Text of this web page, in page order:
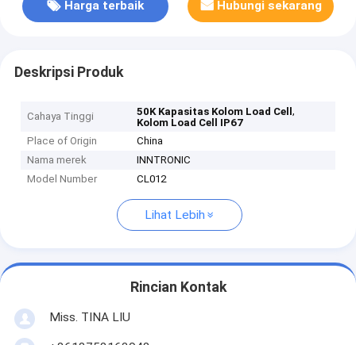
Harga terbaik
Hubungi sekarang
Deskripsi Produk
Cahaya Tinggi 50K Kapasitas Kolom Load Cell,
Kolom Load Cell IP67
Place of Origin
China
Nama merek
INNTRONIC
Model Number
CL012
Lihat Lebih
Rincian Kontak
Miss. TINA LIU